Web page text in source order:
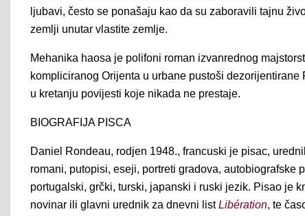
ljubavi, često se ponašaju kao da su zaboravili tajnu
zemlji unutar vlastite zemlje.
Mehanika haosa je polifoni roman izvanrednog
kompliciranog Orijenta u urbane pustoši
u kretanju povijesti koje nikada ne prestaje.
BIOGRAFIJA PISCA
Daniel Rondeau, rodjen 1948., francuski je pisac,
romani, putopisi, eseji, portreti gradova,
portugalski, grčki, turski, japanski i ruski jezik. Pisao je
novinar ili glavni urednik za dnevni listLibération, te